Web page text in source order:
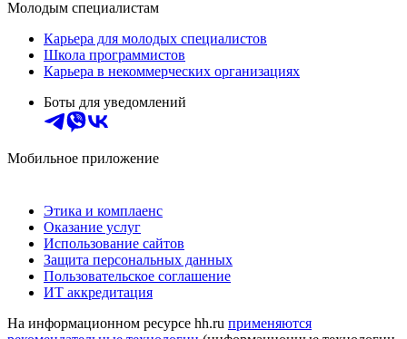
Молодым специалистам
Карьера для молодых специалистов
Школа программистов
Карьера в некоммерческих организациях
Боты для уведомлений
Мобильное приложение
Этика и комплаенс
Оказание услуг
Использование сайтов
Защита персональных данных
Пользовательское соглашение
ИТ аккредитация
На информационном ресурсе hh.ru применяются